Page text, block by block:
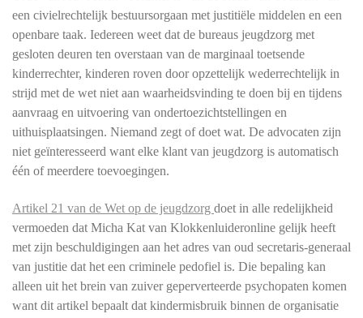
een civielrechtelijk bestuursorgaan met justitiële middelen en een
openbare taak. Iedereen weet dat de bureaus jeugdzorg met
gesloten deuren ten overstaan van de marginaal toetsende
kinderrechter, kinderen roven door opzettelijk wederrechtelijk in
strijd met de wet niet aan waarheidsvinding te doen bij en tijdens
aanvraag en uitvoering van ondertoezichtstellingen en
uithuisplaatsingen. Niemand zegt of doet wat. De advocaten zijn
niet geïnteresseerd want elke klant van jeugdzorg is automatisch
één of meerdere toevoegingen.
Artikel 21 van de Wet op de jeugdzorg doet in alle redelijkheid
vermoeden dat Micha Kat van Klokkenluideronline gelijk heeft
met zijn beschuldigingen aan het adres van oud secretaris-generaal
van justitie dat het een criminele pedofiel is. Die bepaling kan
alleen uit het brein van zuiver geperverteerde psychopaten komen
want dit artikel bepaalt dat kindermisbruik binnen de organisatie